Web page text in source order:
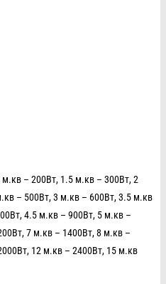
– 200Вт, 1.5 м.кв – 300Вт, 2
– 500Вт, 3 м.кв – 600Вт, 3.5 м.кв
4.5 м.кв – 900Вт, 5 м.кв –
7 м.кв – 1400Вт, 8 м.кв –
12 м.кв – 2400Вт, 15 м.кв